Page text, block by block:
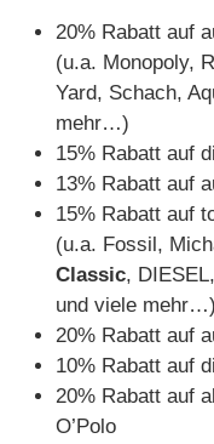
20% Rabatt auf
(u.a. Monopoly,
Yard, Schach,
mehr…)
15% Rabatt auf
13% Rabatt auf
15% Rabatt auf
(u.a. Fossil,
Classic,
und viele mehr…)
20% Rabatt auf
10% Rabatt auf
20% Rabatt auf
O’Polo